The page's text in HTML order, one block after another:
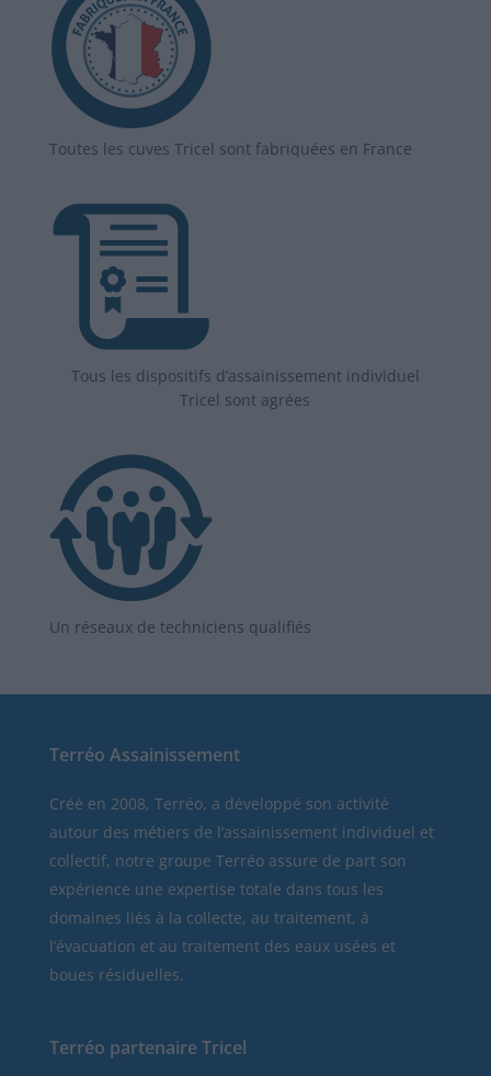
Toutes les cuves Tricel sont fabriquées en France
Tous les dispositifs d’assainissement individuel
Tricel sont agrées
Un réseaux de techniciens qualifiés
Terréo Assainissement
Créé en 2008, Terréo, a développé son activité
autour des métiers de l’assainissement individuel et
collectif, notre groupe Terréo assure de part son
expérience une expertise totale dans tous les
domaines liés à la collecte, au traitement, à
l’évacuation et au traitement des eaux usées et
boues résiduelles.
Terréo partenaire Tricel